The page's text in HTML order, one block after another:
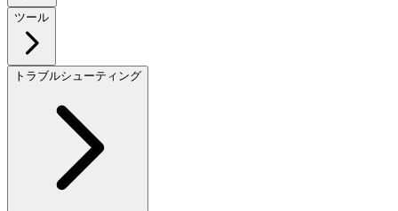
ツール
トラブルシューティング